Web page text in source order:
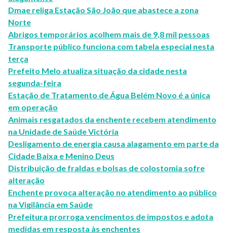
Dmae religa Estação São João que abastece a zona
Norte
Abrigos temporários acolhem mais de 9,8 mil pessoas
Transporte público funciona com tabela especial nesta
terça
Prefeito Melo atualiza situação da cidade nesta
segunda-feira
Estação de Tratamento de Água Belém Novo é a única
em operação
Animais resgatados da enchente recebem atendimento
na Unidade de Saúde Victória
Desligamento de energia causa alagamento em parte da
Cidade Baixa e Menino Deus
Distribuição de fraldas e bolsas de colostomia sofre
alteração
Enchente provoca alteração no atendimento ao público
na Vigilância em Saúde
Prefeitura prorroga vencimentos de impostos e adota
medidas em resposta às enchentes